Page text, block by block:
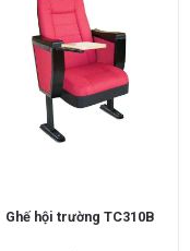
Ghế hội trường TC310B